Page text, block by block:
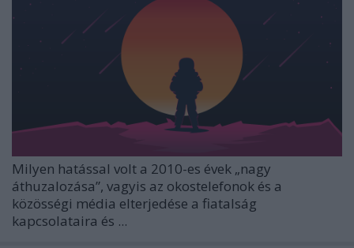
Milyen hatással volt a 2010-es évek „nagy
áthuzalozása”, vagyis az okostelefonok és a
közösségi média elterjedése a fiatalság
kapcsolataira és ...